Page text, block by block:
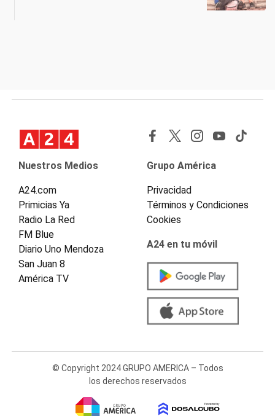
Nuestros Medios
A24.com
Primicias Ya
Radio La Red
FM Blue
Diario Uno Mendoza
San Juan 8
América TV
Grupo América
Privacidad
Términos y Condiciones
Cookies
A24 en tu móvil
© Copyright 2024 GRUPO AMERICA – Todos
los derechos reservados